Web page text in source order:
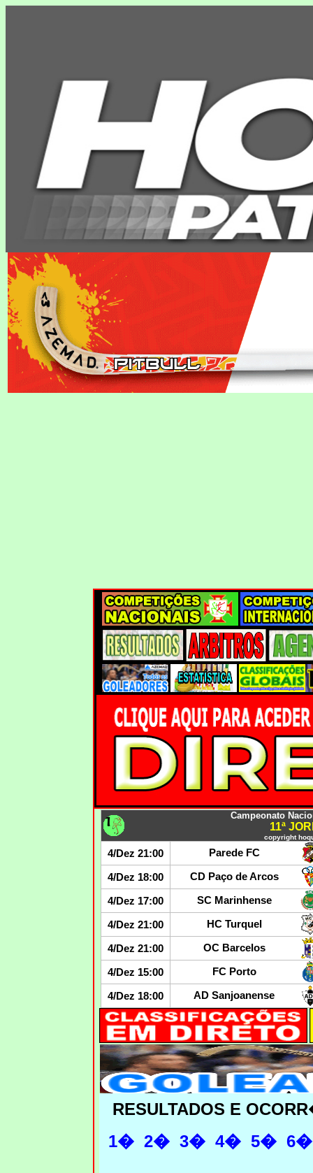
Campeonato
11ª
copyright
4/Dez 21:00 Parede FC
4/Dez 18:00 CD Paço de Arcos
4/Dez 17:00 SC Marinhense
4/Dez 21:00 HC Turquel
4/Dez 21:00 OC Barcelos
4/Dez 15:00 FC Porto
4/Dez 18:00 AD Sanjoanense
RESULTADOS E
1� 2� 3� 4� 5� 6�